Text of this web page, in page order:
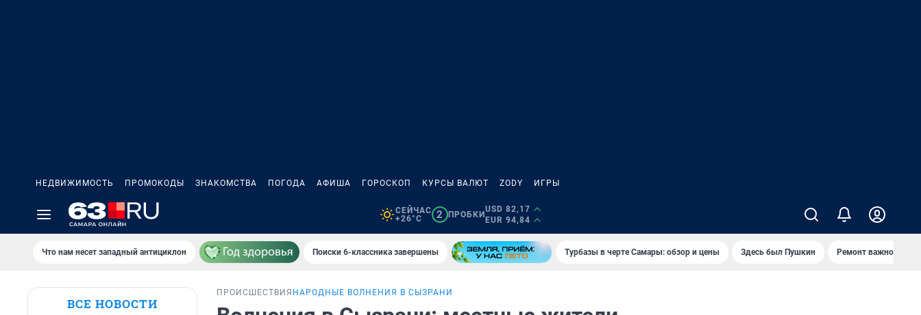
НЕДВИЖИМОСТЬ ПРОМОКОДЫ ЗНАКОМСТВА ПОГОДА АФИША ГОРОСКОП КУРСЫ ВАЛЮТ ZODY ИГРЫ
СЕЙЧАС
+26°C
2 ПРОБКИ
USD 82,17
EUR 94,84
Что нам несет западный антициклон Поиски 6-классника завершены Турбазы в черте Самары: обзор и цены Здесь был Пушкин Ремонт важного
ВСЕ НОВОСТИ
ПРОИСШЕСТВИЯ НАРОДНЫЕ ВОЛНЕНИЯ В СЫЗРАНИ